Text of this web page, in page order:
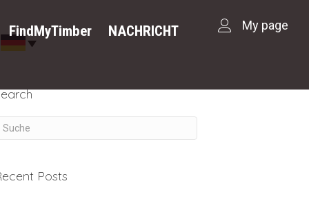
FindMyTimber NACHRICHT My page
Posts